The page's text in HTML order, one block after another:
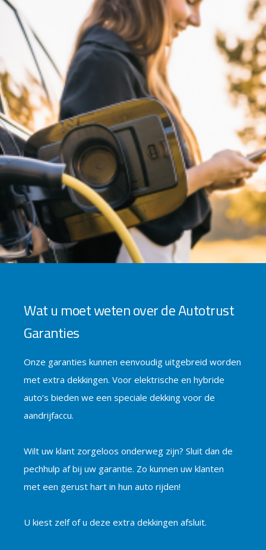
Wat u moet weten over de Autotrust
Garanties
Onze garanties kunnen eenvoudig uitgebreid worden
met extra dekkingen. Voor elektrische en hybride
auto’s bieden we een speciale dekking voor de
aandrijfaccu.
Wilt uw klant zorgeloos onderweg zijn? Sluit dan de
pechhulp af bij uw garantie. Zo kunnen uw klanten
met een gerust hart in hun auto rijden!
U kiest zelf of u deze extra dekkingen afsluit.